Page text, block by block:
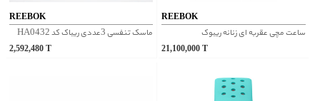
REEBOK
ماسک تنفسی 3عددی ریباک کد HA0432
2,592,480
REEBOK
ساعت مچی عقربه ای زنانه ریبوک
21,100,000